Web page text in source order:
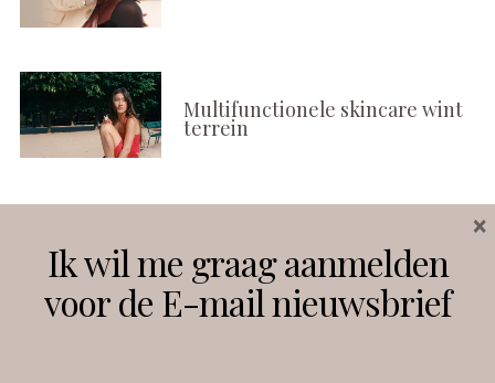
Multifunctionele skincare wint
terrein
Instagram Facebook
Ik wil me graag aanmelden
voor de E-mail nieuwsbrief
×